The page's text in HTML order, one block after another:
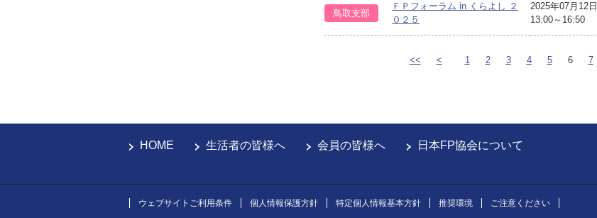
鳥取支部
ＦＰフォーラム in くらよし ２
０２５
2025年07月12日
13:00～16:50
<< < 1 2 3 4 5 6 7
HOME 生活者の皆様へ 会員の皆様へ 日本FP協会について
ウェブサイトご利用条件 個人情報保護方針 特定個人情報基本方針 推奨環境 ご注意ください